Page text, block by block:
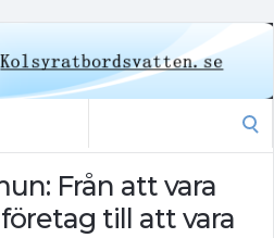
Från att vara
till att vara